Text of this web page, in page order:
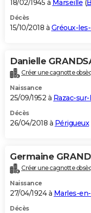
18/02/1945 à Marseille (
Décès
15/10/2018 à Gréoux-
Danielle
Créer une cagnotte
Naissance
25/09/1952 à Razac-
Décès
26/04/2018 à Périgueux
Germaine
Créer une cagnotte
Naissance
27/04/1924 à Marles-
Décès